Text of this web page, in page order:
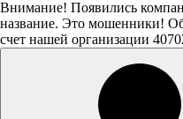
Внимание! Появились
название. Это мошенники!
счет нашей организации